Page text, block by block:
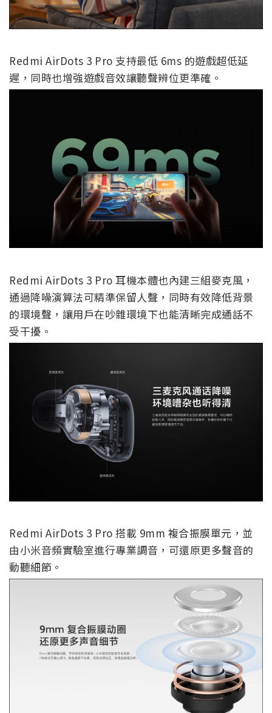
Redmi AirDots 3 Pro 支持最低 6ms 的遊戲超低延
遲，同時也增強遊戲音效讓聽聲辨位更準確。
Redmi AirDots 3 Pro 耳機本體也內建三組麥克風，
通過降噪演算法可精準保留人聲，同時有效降低背景
的環境聲，讓用戶在吵雜環境下也能清晰完成通話不
受干擾。
Redmi AirDots 3 Pro 搭載 9mm 複合振膜單元，並
由小米音頻實驗室進行專業調音，可還原更多聲音的
動聽細節。